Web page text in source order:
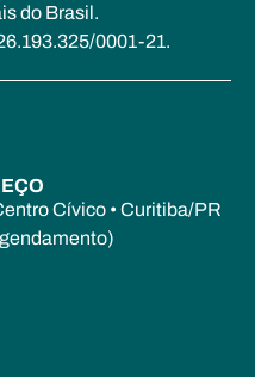
do Brasil.
0001-21.
Cívico • Curitiba/PR